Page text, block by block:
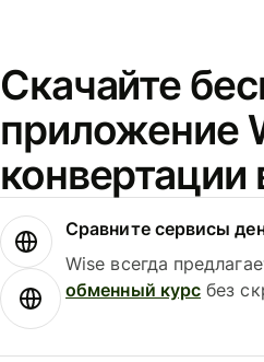
Скачайте
приложение
конвертации
Сравните сервисы
Wise всегда
обменный курс без